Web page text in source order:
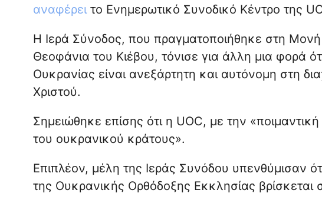
αναφέρειτο Ενημερωτικό Συνοδικό Κέντρο της
Η Ιερά Σύνοδος, που πραγματοποιήθηκε στη
Θεοφάνια του Κιέβου, τόνισε για άλλη μια φορά
Ουκρανίας είναι ανεξάρτητη και αυτόνομη στη
Χριστού.
Σημειώθηκε επίσης ότι η UOC, με την
του ουκρανικού κράτους».
Επιπλέον, μέλη της Ιεράς Συνόδου υπενθύμισαν
της Ουκρανικής Ορθόδοξης Εκκλησίας βρίσκεται